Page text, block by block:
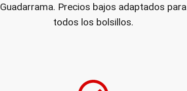
Guadarrama. Precios bajos adaptados para
todos los bolsillos.